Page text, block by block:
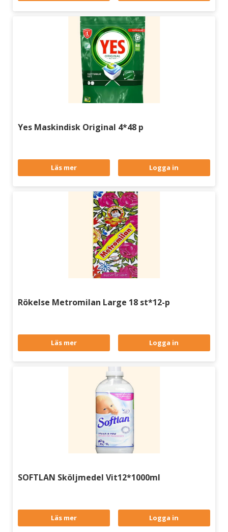
Yes Maskindisk Original 4*48 p
Läs mer Logga in
Rökelse Metromilan Large 18 st*12-p
Läs mer Logga in
SOFTLAN Sköljmedel Vit12*1000ml
Läs mer Logga in